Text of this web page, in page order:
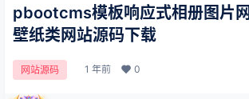
pbootcms模板响应式相册图片
壁纸类网站源码下载
网站源码 1 年前 0